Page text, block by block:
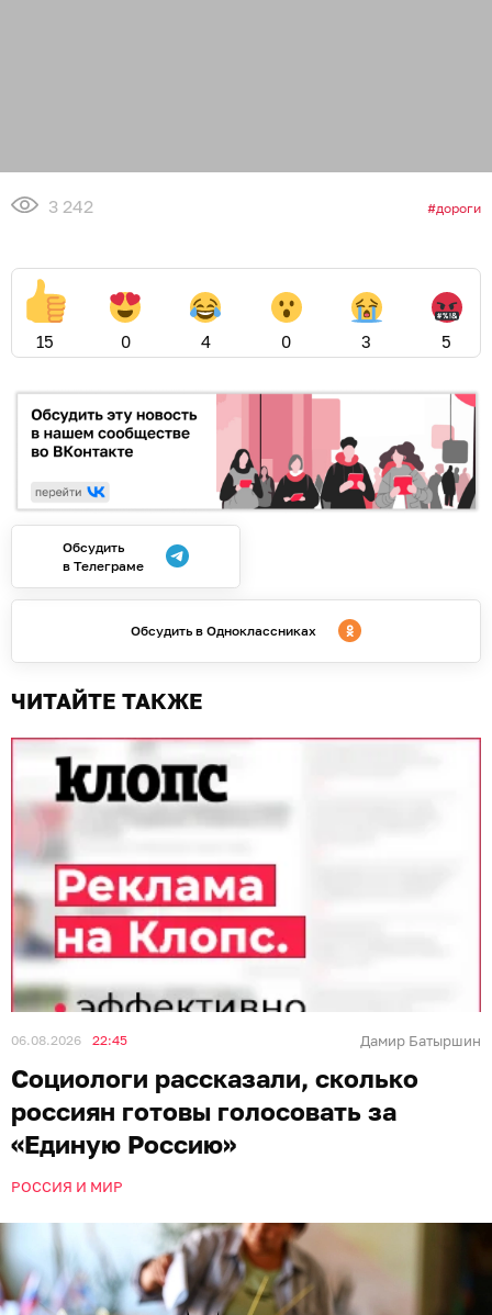
3 242 дороги
15 0 4 0 3 5
Обсудить
в Телеграме
Обсудить в Одноклассниках
ЧИТАЙТЕ ТАКЖЕ
06.08.2026 22:45 Дамир Батыршин
Социологи рассказали, сколько
россиян готовы голосовать за
«Единую Россию»
РОССИЯ И МИР